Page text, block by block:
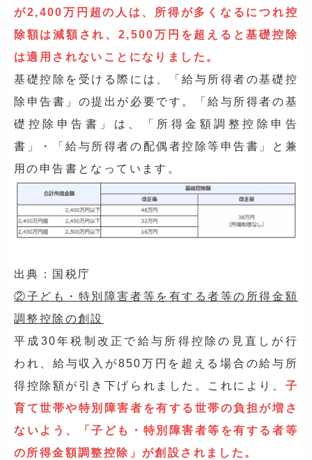
が2,400万円超の人は、所得が多くなるにつれ控
除額は減額され、2,500万円を超えると基礎控除
は適用されないことになりました。
基礎控除を受ける際には、「給与所得者の基礎控
除申告書」の提出が必要です。「給与所得者の基
礎控除申告書」は、「所得金額調整控除申告
書」・「給与所得者の配偶者控除等申告書」と兼
用の申告書となっています。
出典：国税庁
②子ども・特別障害者等を有する者等の所得金額
調整控除の創設
平成30年税制改正で給与所得控除の見直しが行
われ、給与収入が850万円を超える場合の給与所
得控除額が引き下げられました。これにより、 子
育て世帯や特別障害者を有する世帯の負担が増さ
ないよう、「子ども・特別障害者等を有する者等
の所得金額調整控除」が創設されました。